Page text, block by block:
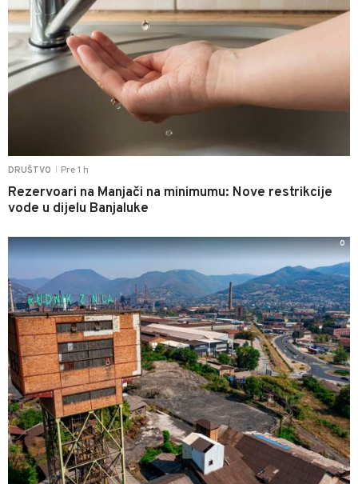
DRUŠTVO Pre 1 h
Rezervoari na Manjači na minimumu: Nove restrikcije
vode u dijelu Banjaluke
0